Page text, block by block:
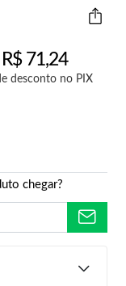
R$71,24
desconto no PIX
chegar?